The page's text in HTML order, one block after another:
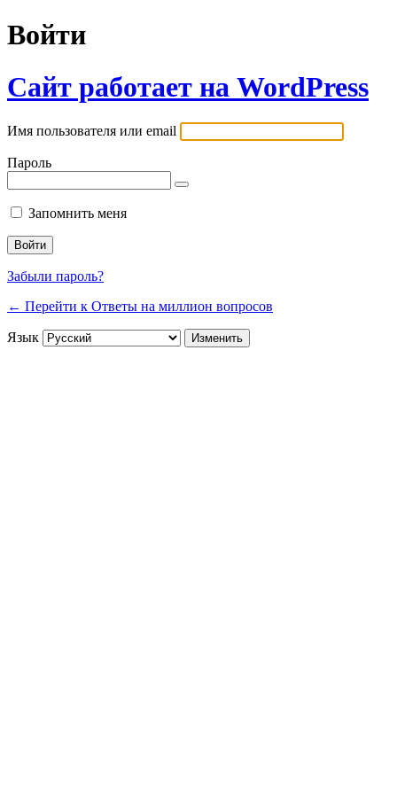
Войти
Сайт работает на WordPress
Имя пользователя или email
Пароль
Запомнить меня
Забыли пароль?
← Перейти к Ответы на миллион вопросов
Язык